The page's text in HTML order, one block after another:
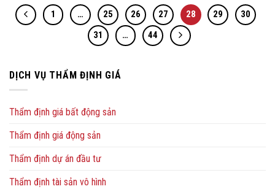
1 … 25 26 27 28 29
30
31
… 44
DỊCH VỤ THẨM ĐỊNH GIÁ
Thẩm định giá bất động sản
Thẩm định giá động sản
Thẩm định dự án đầu tư
Thẩm định tài sản vô hình